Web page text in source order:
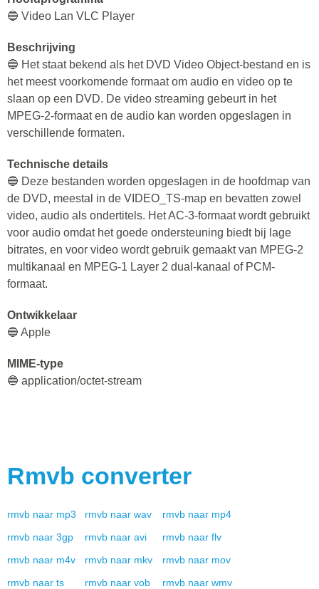
🔵 Video Lan VLC Player
Beschrijving
🔵 Het staat bekend als het DVD Video Object-bestand en is
het meest voorkomende formaat om audio en video op te
slaan op een DVD. De video streaming gebeurt in het
MPEG-2-formaat en de audio kan worden opgeslagen in
verschillende formaten.
Technische details
🔵 Deze bestanden worden opgeslagen in de hoofdmap van
de DVD, meestal in de VIDEO_TS-map en bevatten zowel
video, audio als ondertitels. Het AC-3-formaat wordt gebruikt
voor audio omdat het goede ondersteuning biedt bij lage
bitrates, en voor video wordt gebruik gemaakt van MPEG-2
multikanaal en MPEG-1 Layer 2 dual-kanaal of PCM-
formaat.
Ontwikkelaar
🔵 Apple
MIME-type
🔵 application/octet-stream
Rmvb converter
rmvb naar mp3 rmvb naar wav rmvb naar mp4
rmvb naar 3gp rmvb naar avi rmvb naar flv
rmvb naar m4v rmvb naar mkv rmvb naar mov
rmvb naar ts rmvb naar vob rmvb naar wmv